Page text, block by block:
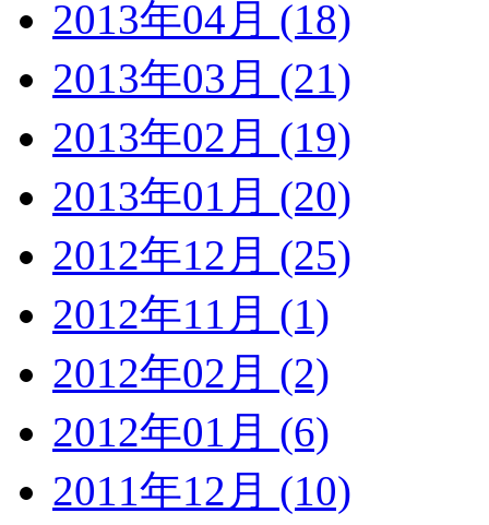
2013年04月 (18)
2013年03月 (21)
2013年02月 (19)
2013年01月 (20)
2012年12月 (25)
2012年11月 (1)
2012年02月 (2)
2012年01月 (6)
2011年12月 (10)